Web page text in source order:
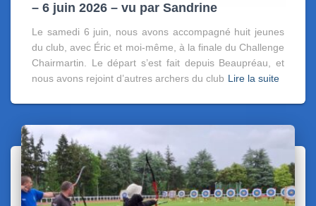
– 6 juin 2026 – vu par Sandrine
Le samedi 6 juin, nous avons accompagné huit jeunes
du club, avec Éric et moi-même, à la finale du Challenge
Chairmartin. Le départ s’est fait depuis Beaupréau, et
nous avons rejoint d’autres archers du club Lire la suite